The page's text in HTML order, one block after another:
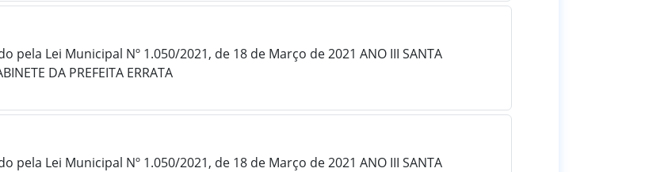
pela Lei Municipal Nº 1.050/2021, de 18 de Março de 2021 ANO III SANTA
DA PREFEITA ERRATA
pela Lei Municipal Nº 1.050/2021, de 18 de Março de 2021 ANO III SANTA